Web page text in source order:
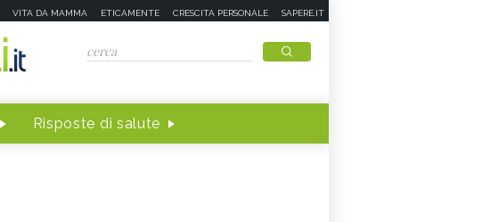
VITA DA MAMMA ETICAMENTE CRESCITA PERSONALE SAPERE.IT
Risposte di salute